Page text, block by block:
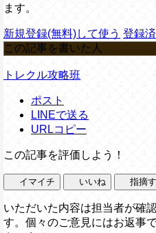
ます。
新規登録(無料)して使う 登録
この記事を書いた人
トレクル攻略班
ポスト
LINEで送る
URLコピー
この記事を評価しよう！
イマイチ いいね 指摘
いただいた内容は担当者が確
す。個々のご意見にはお返事